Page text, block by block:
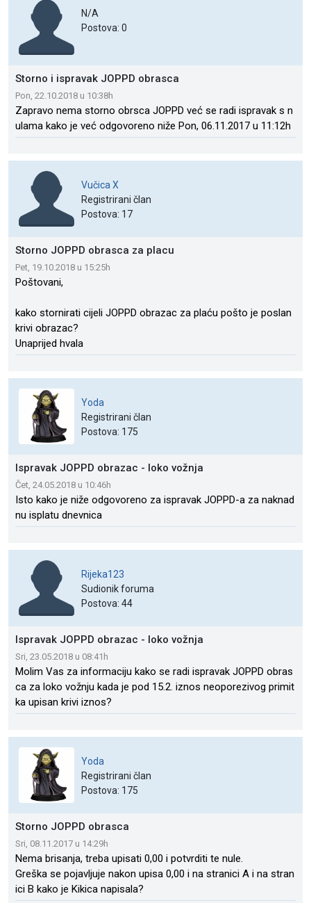
N/A
Postova: 0
Storno i ispravak JOPPD obrasca
Pon, 22.10.2018 u 10:38h
Zapravo nema storno obrsca JOPPD već se radi ispravak s n
ulama kako je već odgovoreno niže Pon, 06.11.2017 u 11:12h
Vučica X
Registrirani član
Postova: 17
Storno JOPPD obrasca za placu
Pet, 19.10.2018 u 15:25h
Poštovani,
kako stornirati cijeli JOPPD obrazac za plaću pošto je poslan
krivi obrazac?
Unaprijed hvala
Yoda
Registrirani član
Postova: 175
Ispravak JOPPD obrazac - loko vožnja
Čet, 24.05.2018 u 10:46h
Isto kako je niže odgovoreno za ispravak JOPPD-a za naknad
nu isplatu dnevnica
Rijeka123
Sudionik foruma
Postova: 44
Ispravak JOPPD obrazac - loko vožnja
Sri, 23.05.2018 u 08:41h
Molim Vas za informaciju kako se radi ispravak JOPPD obras
ca za loko vožnju kada je pod 15.2. iznos neoporezivog primit
ka upisan krivi iznos?
Yoda
Registrirani član
Postova: 175
Storno JOPPD obrasca
Sri, 08.11.2017 u 14:29h
Nema brisanja, treba upisati 0,00 i potvrditi te nule.
Greška se pojavljuje nakon upisa 0,00 i na stranici A i na stran
ici B kako je Kikica napisala?